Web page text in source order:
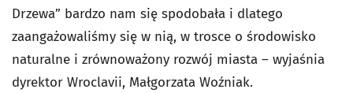
Drzewa” bardzo nam się spodobała i dlatego
zaangażowaliśmy się w nią, w trosce o środowisko
naturalne i zrównoważony rozwój miasta – wyjaśnia
dyrektor Wroclavii, Małgorzata Woźniak.